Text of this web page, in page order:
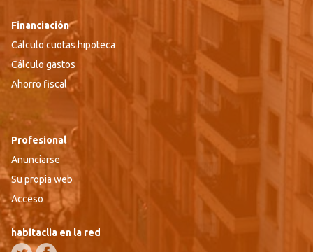
Financiación
Cálculo cuotas hipoteca
Cálculo gastos
Ahorro fiscal
Profesional
Anunciarse
Su propia web
Acceso
habitaclia en la red